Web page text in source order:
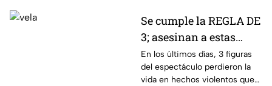
Se cumple la REGLA DE
3; asesinan a estas
figuras del espectáculo
en los últimos días
En los últimos días, 3 figuras
del espectáculo perdieron la
vida en hechos violentos que